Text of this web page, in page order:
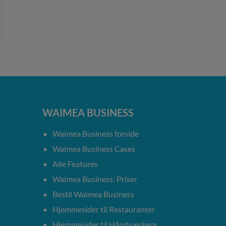
WAIMEA BUSINESS
Waimea Business forside
Waimea Business Cases
Alle Features
Waimea Business: Priser
Bestil Waimea Business
Hjemmesider til Restauranter